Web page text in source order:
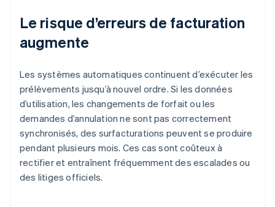
Le risque d’erreurs de facturation
augmente
Les systèmes automatiques continuent d’exécuter les
prélèvements jusqu’à nouvel ordre. Si les données
d’utilisation, les changements de forfait ou les
demandes d’annulation ne sont pas correctement
synchronisés, des surfacturations peuvent se produire
pendant plusieurs mois. Ces cas sont coûteux à
rectifier et entraînent fréquemment des escalades ou
des litiges officiels.